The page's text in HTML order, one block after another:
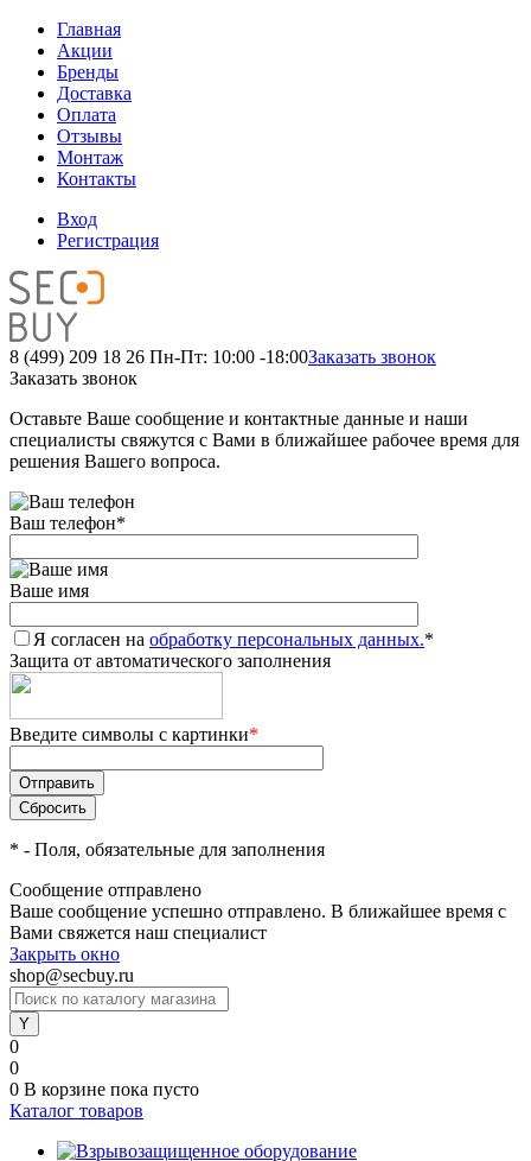
Главная
Акции
Бренды
Доставка
Оплата
Отзывы
Монтаж
Контакты
Вход
Регистрация
8 (499) 209 18 26 Пн-Пт: 10:00 -18:00Заказать звонок
Заказать звонок
Оставьте Ваше сообщение и контактные данные и наши
специалисты свяжутся с Вами в ближайшее рабочее время для
решения Вашего вопроса.
Ваш телефон*
Ваше имя
Я согласен на обработку персональных данных.*
Защита от автоматического заполнения
Введите символы с картинки*
* - Поля, обязательные для заполнения
Сообщение отправлено
Ваше сообщение успешно отправлено. В ближайшее время с
Вами свяжется наш специалист
Закрыть окно
shop@secbuy.ru
0
0
0 В корзине пока пусто
Каталог товаров